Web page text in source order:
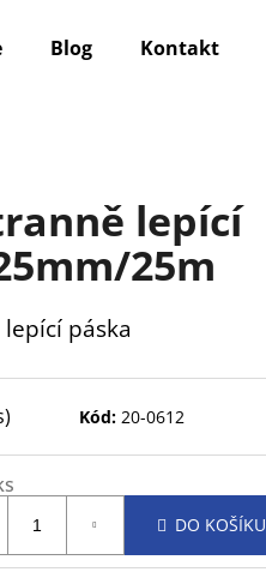
Blog Kontakt
lepící
25m
páska
Kód: 20-0612
DO KOŠÍKU